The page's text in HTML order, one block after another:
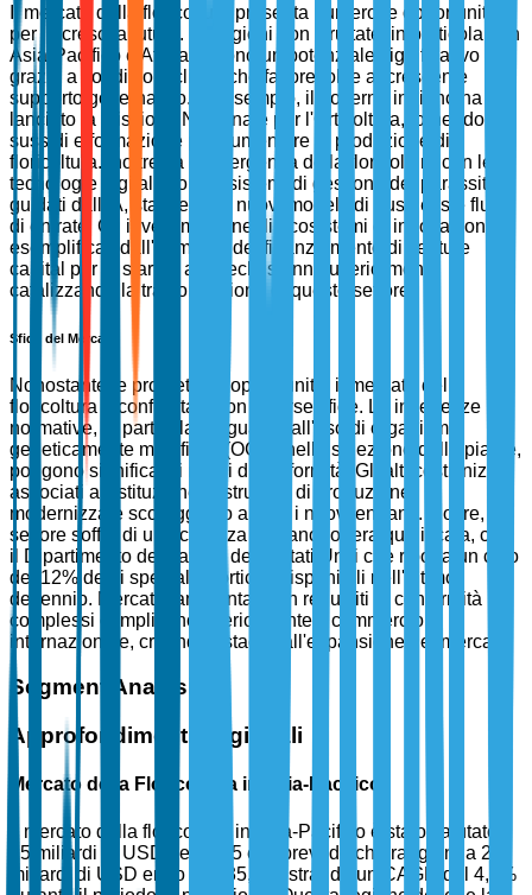
Il mercato della floricoltura presenta numerose opportunità
per la crescita futura. Le regioni non sfruttate, in particolare in
Asia-Pacifico e Africa, offrono un potenziale significativo
grazie a condizioni climatiche favorevoli e al crescente
supporto governativo. Ad esempio, il governo indiano ha
lanciato la Missione Nazionale per l'Orticoltura, fornendo
sussidi e formazione per aumentare la produzione di
floricoltura. Inoltre, la convergenza della floricoltura con le
tecnologie digitali, come i sistemi di gestione dei parassiti
guidati dall'IA, sta creando nuovi modelli di business e flussi
di entrate. Gli investimenti negli ecosistemi di innovazione,
esemplificati dall'aumento del finanziamento di venture
capital per le startup agri-tech, stanno ulteriormente
catalizzando la trasformazione di questo settore.
Sfide del Mercato
Nonostante le promettenti opportunità, il mercato della
floricoltura è confrontato con diverse sfide. Le incertezze
normative, in particolare riguardo all'uso di organismi
geneticamente modificati (OGM) nella selezione delle piante,
pongono significativi rischi di conformità. Gli alti costi iniziali
associati all'istituzione di strutture di produzione
modernizzate scoraggiano anche i nuovi entranti. Inoltre, il
settore soffre di una carenza di manodopera qualificata, con
il Dipartimento del Lavoro degli Stati Uniti che riporta un calo
del 12% degli specialisti orticoli disponibili nell'ultimo
decennio. Mercati frammentati con requisiti di conformità
complessi complicano ulteriormente il commercio
internazionale, creando ostacoli all'espansione del mercato.
Segment Analysis
Approfondimenti Regionali
Mercato della Floricoltura in Asia-Pacifico
Il mercato della floricoltura in Asia-Pacifico è stato valutato
15 miliardi di USD nel 2025 e si prevede che raggiunga 23
miliardi di USD entro il 2035, registrando un CAGR del 4,5%